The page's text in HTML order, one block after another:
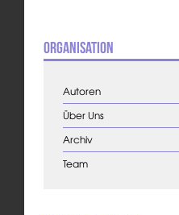
Organisation
Autoren
Über Uns
Archiv
Team